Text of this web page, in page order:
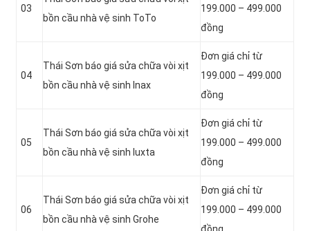
03
bồn cầu nhà vệ sinh ToTo
199.000 – 499.000
đồng
04
Thái Sơn báo giá sửa chữa vòi xịt
bồn cầu nhà vệ sinh Inax
Đơn giá chỉ từ
199.000 – 499.000
đồng
05
Thái Sơn báo giá sửa chữa vòi xịt
bồn cầu nhà vệ sinh Iuxta
Đơn giá chỉ từ
199.000 – 499.000
đồng
06
Thái Sơn báo giá sửa chữa vòi xịt
bồn cầu nhà vệ sinh Grohe
Đơn giá chỉ từ
199.000 – 499.000